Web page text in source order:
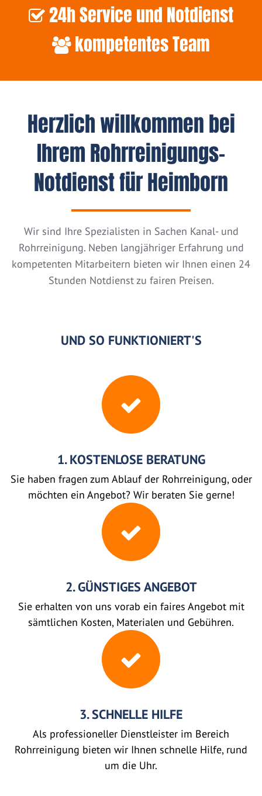
24h Service und Notdienst
kompetentes Team
Herzlich willkommen bei
Ihrem Rohrreinigungs-
Notdienst für Heimborn
Wir sind Ihre Spezialisten in Sachen Kanal- und
Rohrreinigung. Neben langjähriger Erfahrung und
kompetenten Mitarbeitern bieten wir Ihnen einen 24
Stunden Notdienst zu fairen Preisen.
UND SO FUNKTIONIERT'S
1. KOSTENLOSE BERATUNG
Sie haben fragen zum Ablauf der Rohrreinigung, oder
möchten ein Angebot? Wir beraten Sie gerne!
2. GÜNSTIGES ANGEBOT
Sie erhalten von uns vorab ein faires Angebot mit
sämtlichen Kosten, Materialen und Gebühren.
3. SCHNELLE HILFE
Als professioneller Dienstleister im Bereich
Rohrreinigung bieten wir Ihnen schnelle Hilfe, rund
um die Uhr.